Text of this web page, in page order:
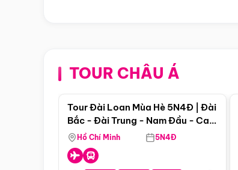
TOUR CHÂU ÁĐiểm nổi bật
Tour Đài Loan Mùa Hè 5N4Đ | Đài
Bắc - Đài Trung - Nam Đầu - Cao
Hùng ( Bay Vn)
Hồ Chí Minh 5N4Đ